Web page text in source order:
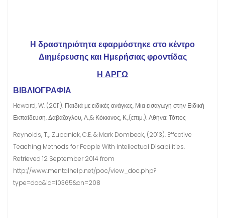
Η δραστηριότητα εφαρμόστηκε στο κέντρο
Διημέρευσης και Ημερήσιας φροντίδας
Η ΑΡΓΩ
ΒΙΒΛΙΟΓΡΑΦΙΑ
Heward, W. (2011). Παιδιά με ειδικές ανάγκες, Μια εισαγωγή στην Ειδική
Εκπαίδευση, Δαβάζογλου, Α.,& Κόκκινος, Κ.,(επιμ.). Αθήνα: Τόπος
Reynolds, Τ.,. Zupanick, C.E. & Mark Dombeck, (2013). Effective
Teaching Methods for People With Intellectual Disabilities.
Retrieved 12 September 2014 from
http://www.mentalhelp.net/poc/view_doc.php?
type=doc&id=10365&cn=208